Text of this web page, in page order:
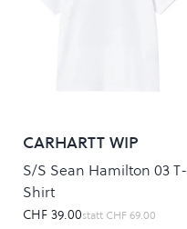
CARHARTT WIP
S/S Sean Hamilton 03 T-
Shirt
CHF 39.00statt CHF 69.00